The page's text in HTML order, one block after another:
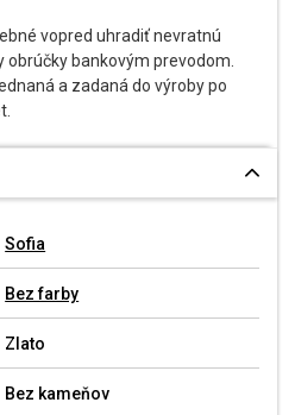
vopred uhradiť nevratnú
obrúčky bankovým prevodom.
a zadaná do výroby po
Sofia
Bez farby
Zlato
Bez kameňov